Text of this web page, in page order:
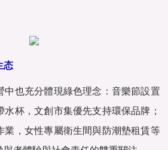
态
中也充分體現綠色理念：音樂節設置
杯，文創市集優先支持環保品牌；
業，女性專屬衛生間與防潮墊租賃等